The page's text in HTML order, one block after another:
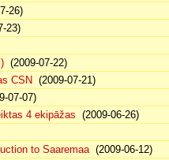
26)
23)
(2009-07-22)
CSN (2009-07-21)
07-07)
4 ekipāžas (2009-06-26)
to Saaremaa(2009-06-12)